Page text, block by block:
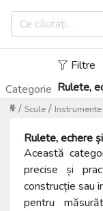
Filtre
Categorie Rulete,
/
Scule
/
Rulete, echere
Această
precise și
construcție sau
pentru